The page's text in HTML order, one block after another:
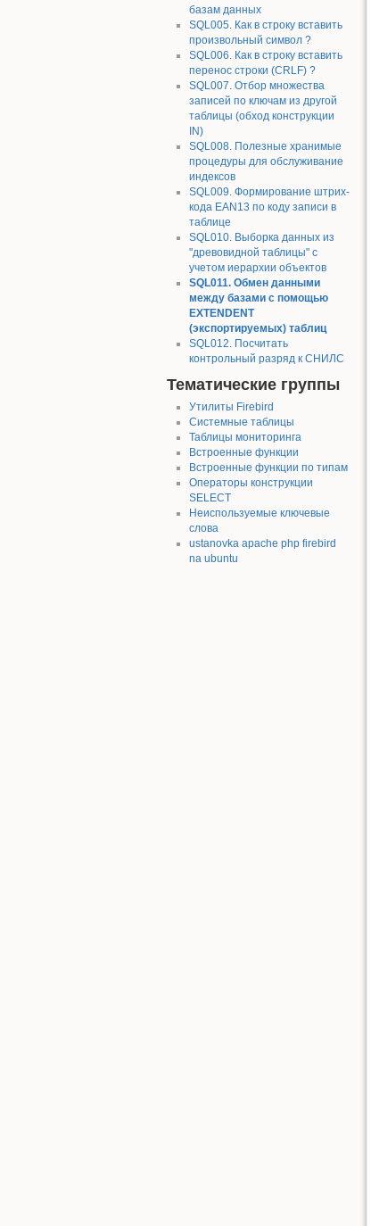
базам данных
SQL005. Как в строку вставить
произвольный символ ?
SQL006. Как в строку вставить
перенос строки (CRLF) ?
SQL007. Отбор множества
записей по ключам из другой
таблицы (обход конструкции
IN)
SQL008. Полезные хранимые
процедуры для обслуживание
индексов
SQL009. Формирование штрих-
кода EAN13 по коду записи в
таблице
SQL010. Выборка данных из
"древовидной таблицы" с
учетом иерархии объектов
SQL011. Обмен данными
между базами с помощью
EXTENDENT
(экспортируемых) таблиц
SQL012. Посчитать
контрольный разряд к СНИЛС
Тематические группы
Утилиты Firebird
Системные таблицы
Таблицы мониторинга
Встроенные функции
Встроенные функции по типам
Операторы конструкции
SELECT
Неиспользуемые ключевые
слова
ustanovka apache php firebird
na ubuntu